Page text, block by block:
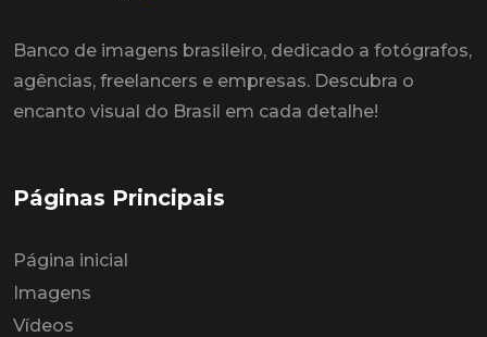
Banco de imagens brasileiro, dedicado a fotógrafos,
agências, freelancers e empresas. Descubra o
encanto visual do Brasil em cada detalhe!
Páginas Principais
Página inicial
Imagens
Vídeos